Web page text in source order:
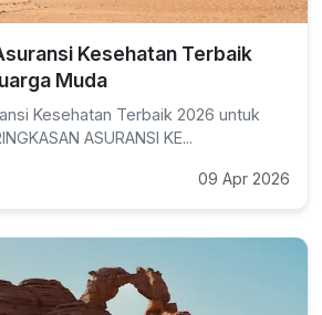
Kesehatan Terbaik
Muda
Kesehatan Terbaik 2026 untuk
ASURANSI KE...
09 Apr 2026